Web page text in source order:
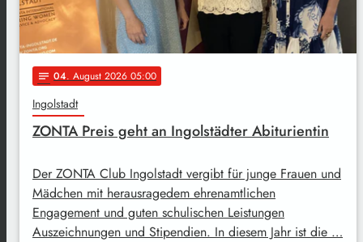
notes 04. August 2026 05:00
Ingolstadt
ZONTA Preis geht an Ingolstädter Abiturientin
Der ZONTA Club Ingolstadt vergibt für junge Frauen und
Mädchen mit herausragedem ehrenamtlichen
Engagement und guten schulischen Leistungen
Auszeichnungen und Stipendien. In diesem Jahr ist die …